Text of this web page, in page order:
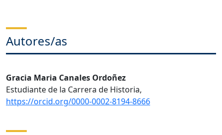
Autores/as
Gracia Maria Canales Ordoñez
Estudiante de la Carrera de Historia,
https://orcid.org/0000-0002-8194-8666